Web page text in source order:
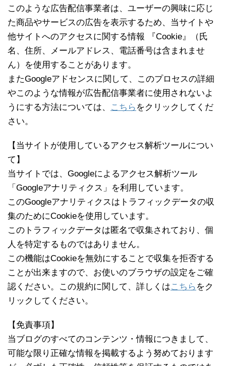
このような広告配信事業者は、ユーザーの興味に応じ
た商品やサービスの広告を表示するため、当サイトや
他サイトへのアクセスに関する情報 『Cookie』（氏
名、住所、メールアドレス、電話番号は含まれませ
ん）を使用することがあります。
またGoogleアドセンスに関して、このプロセスの詳細
やこのような情報が広告配信事業者に使用されないよ
うにする方法については、
こちら をクリックしてくだ
さい。
【当サイトが使用しているアクセス解析ツールについ
て】
当サイトでは、Googleによるアクセス解析ツール
「Googleアナリティクス」を利用しています。
このGoogleアナリティクスはトラフィックデータの収
集のためにCookieを使用しています。
このトラフィックデータは匿名で収集されており、個
人を特定するものではありません。
この機能はCookieを無効にすることで収集を拒否する
ことが出来ますので、お使いのブラウザの設定をご確
認ください。この規約に関して、詳しくはこちら をク
リックしてください。
【免責事項】
当ブログのすべてのコンテンツ・情報につきまして、
可能な限り正確な情報を掲載するよう努めております